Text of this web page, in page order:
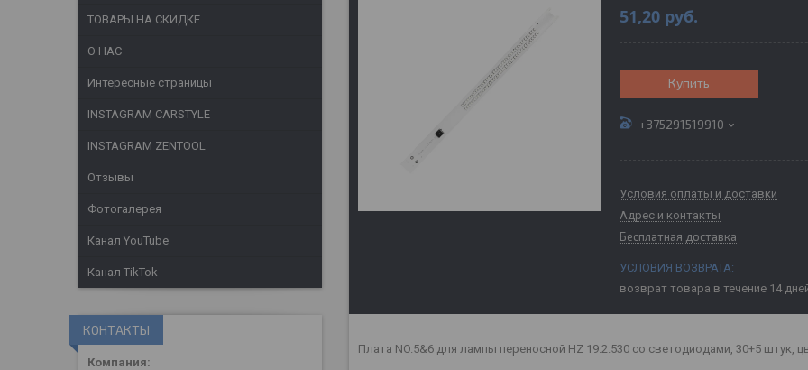
51,20 руб.
Купить
+375291519910
Условия оплаты и доставки
Адрес и контакты
Бесплатная доставка
возврат товара в течение 14
Плата NO.5&6 для лампы переносной HZ 19.2.530 со светодиодами, 30+5 штук,
ТОВАРЫ НА СКИДКЕ
О НАС
Интересные страницы
INSTAGRAM CARSTYLE
INSTAGRAM ZENTOOL
Отзывы
Фотогалерея
Канал YouTube
Канал TikTok
КОНТАКТЫ